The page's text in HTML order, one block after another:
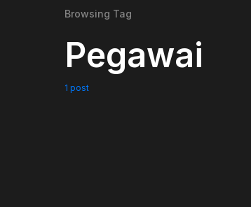
Browsing Tag
Pegawai
1 post